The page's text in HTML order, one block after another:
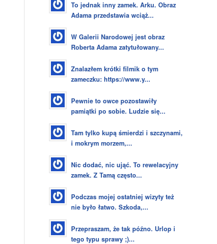
To jednak inny zamek. Arku. Obraz
Adama przedstawia wciąż...
W Galerii Narodowej jest obraz
Roberta Adama zatytułowany...
Znalazłem krótki filmik o tym
zameczku: https://www.y...
Pewnie to owce pozostawiły
pamiątki po sobie. Ludzie się...
Tam tylko kupą śmierdzi i szczynami,
i mokrym morzem,...
Nic dodać, nic ująć. To rewelacyjny
zamek. Z Tamą często...
Podczas mojej ostatniej wizyty też
nie było łatwo. Szkoda,...
Przepraszam, że tak późno. Urlop i
tego typu sprawy ;)...